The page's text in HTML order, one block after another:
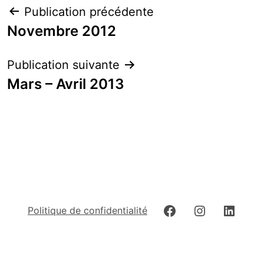
Navigation
de
Publication précédente
Novembre 2012
Publication suivante
Mars – Avril 2013
Politique de confidentialité FacebookInstagram